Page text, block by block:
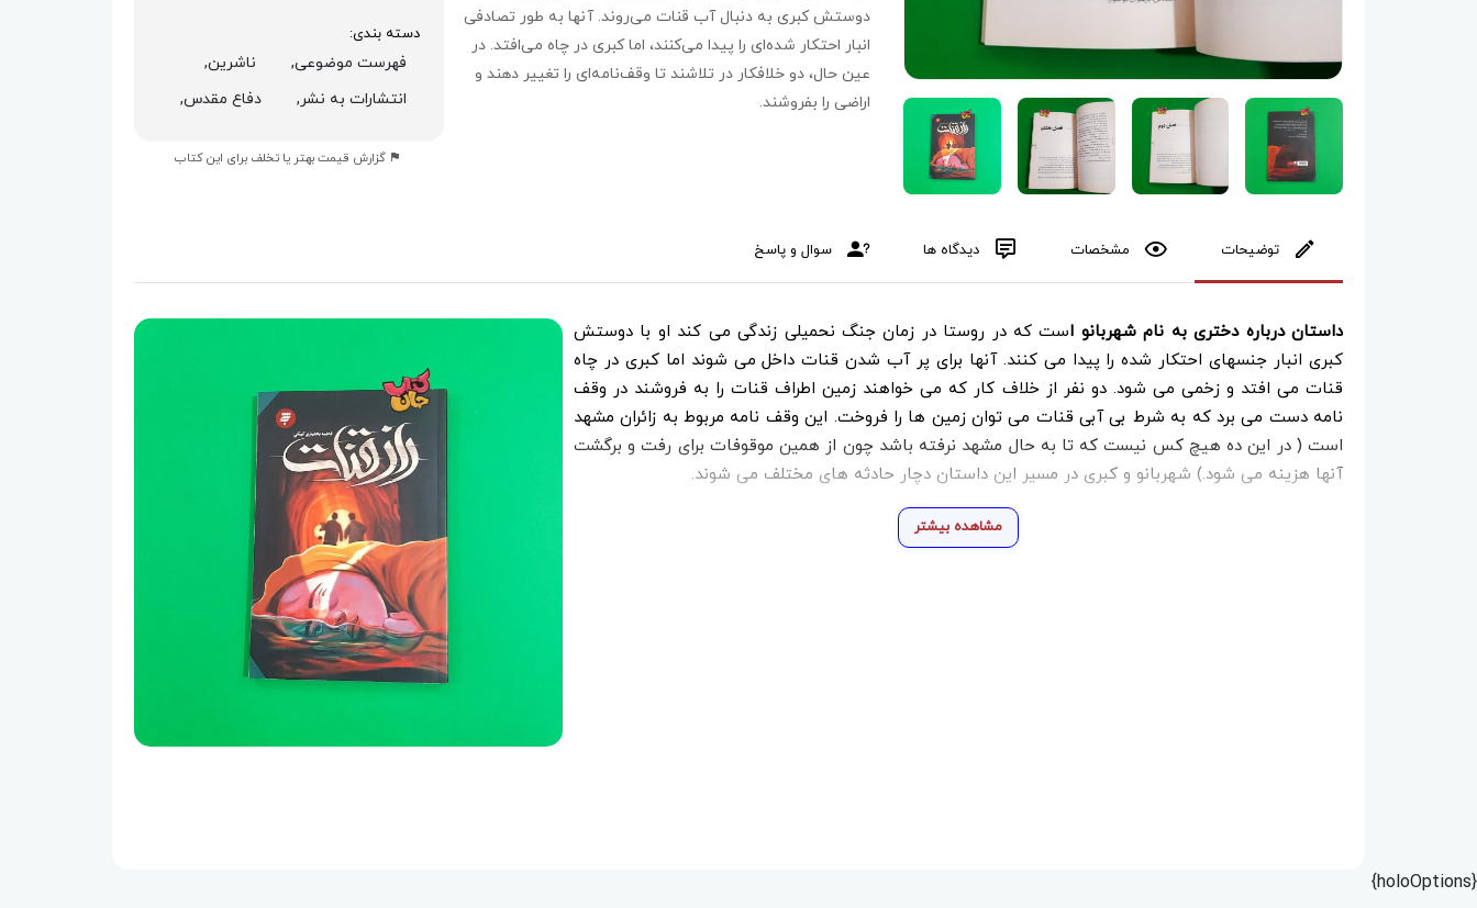
دوستش کبری به دنبال آب قنات می‌روند. آنها به طور تصادفی
انبار احتکار شده‌ای را پیدا می‌کنند، اما کبری در چاه می‌افتد. در
عین حال، دو خلافکار در تلاشند تا وقف‌نامه‌ای را تغییر دهند و
اراضی را بفروشند.
دسته بندی:
فهرست موضوعی,
ناشرین,
انتشارات به نشر,
دفاع مقدس,
گزارش قیمت بهتر یا تخلف برای این کتاب
توضیحات مشخصات دیدگاه ها سوال و پاسخ
داستان درباره دختری به نام شهربانو است که در روستا در زمان جنگ نحمیلی زندگی می کند او با دوستش
کبری انبار جنسهای احتکار شده را پیدا می کنند. آنها برای پر آب شدن قنات داخل می شوند اما کبری در چاه
قنات می افتد و زخمی می شود. دو نفر از خلاف کار که می خواهند زمین اطراف قنات را به فروشند در وقف
نامه دست می برد که به شرط بی آبی قنات می توان زمین ها را فروخت. این وقف نامه مربوط به زائران مشهد
است ( در این ده هیچ کس نیست که تا به حال مشهد نرفته باشد چون از همین موقوفات برای رفت و برگشت
آنها هزینه می شود.) شهربانو و کبری در مسیر این داستان دچار حادثه های مختلف می شوند.
مشاهده بیشتر
{holoOptions}